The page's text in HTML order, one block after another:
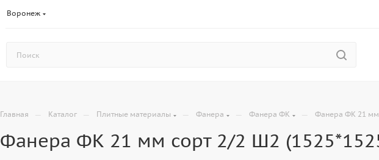
Воронеж
Главная — Каталог — Плитные материалы — Фанера — Фанера ФК — Фанера ФК 21
Фанера ФК 21 мм сорт 2/2 Ш2